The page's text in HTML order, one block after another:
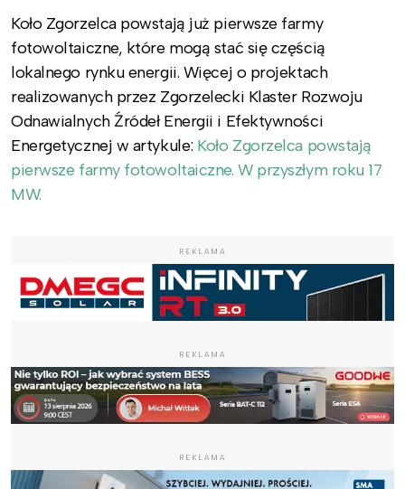
Koło Zgorzelca powstają już pierwsze farmy
fotowoltaiczne, które mogą stać się częścią
lokalnego rynku energii. Więcej o projektach
realizowanych przez Zgorzelecki Klaster Rozwoju
Odnawialnych Źródeł Energii i Efektywności
Energetycznej w artykule: Koło Zgorzelca powstają
pierwsze farmy fotowoltaiczne. W przyszłym roku 17
MW.
REKLAMA
REKLAMA
REKLAMA